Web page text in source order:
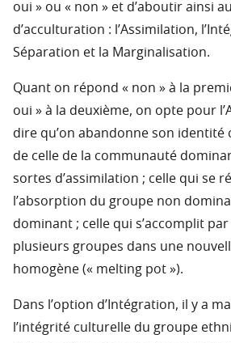
oui » ou « non » et d’aboutir ainsi
d’acculturation : l’Assimilation,
Séparation et la Marginalisation.
Quant on répond « non » à la
oui » à la deuxième, on opte pour
dire qu’on abandonne son
de celle de la communauté
sortes d’assimilation ; celle qui se
l’absorption du groupe non
dominant ; celle qui s’accomplit
plusieurs groupes dans une
homogène (« melting pot »).
Dans l’option d’Intégration, il y a
l’intégrité culturelle du groupe